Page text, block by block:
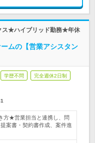
ス★ハイブリッド勤務★年休
ムの【営業アシスタン
学歴不問 完全週休2日制
方★営業担当と連携し、問
案書・契約書作成、案件進